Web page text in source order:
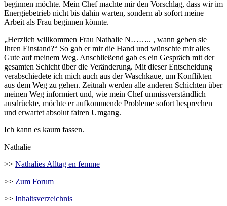
beginnen möchte. Mein Chef machte mir den Vorschlag, dass wir im
Energiebetrieb nicht bis dahin warten, sondern ab sofort meine
Arbeit als Frau beginnen könnte.
„Herzlich willkommen Frau Nathalie N…….. , wann geben sie
Ihren Einstand?“ So gab er mir die Hand und wünschte mir alles
Gute auf meinem Weg. Anschließend gab es ein Gespräch mit der
gesamten Schicht über die Veränderung. Mit dieser Entscheidung
verabschiedete ich mich auch aus der Waschkaue, um Konflikten
aus dem Weg zu gehen. Zeitnah werden alle anderen Schichten über
meinen Weg informiert und, wie mein Chef unmissverständlich
ausdrückte, möchte er aufkommende Probleme sofort besprechen
und erwartet absolut fairen Umgang.
Ich kann es kaum fassen.
Nathalie
>> Nathalies Alltag en femme
>> Zum Forum
>> Inhaltsverzeichnis